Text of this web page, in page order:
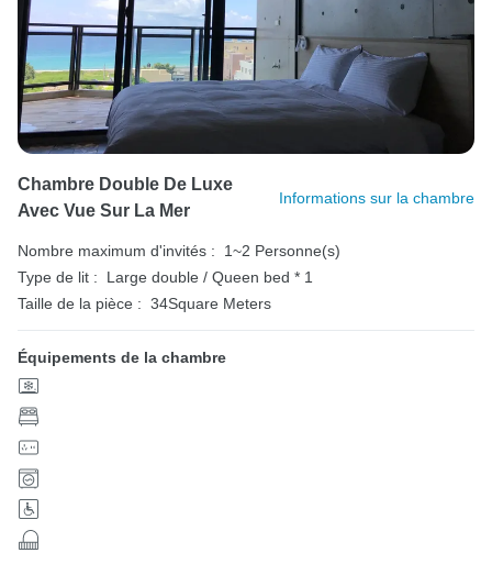
Chambre Double De Luxe
Avec Vue Sur La Mer
Informations sur la chambre
Nombre maximum d'invités :
1~2 Personne(s)
Type de lit :
Large double / Queen bed * 1
Taille de la pièce : 34Square Meters
Équipements de la chambre